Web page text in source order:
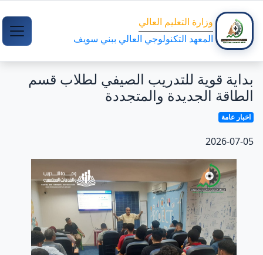
وزارة التعليم العالي
المعهد التكنولوجي العالي ببني سويف
بداية قوية للتدريب الصيفي لطلاب قسم
الطاقة الجديدة والمتجددة
اخبار عامة
2026-07-05